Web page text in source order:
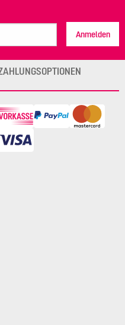
Anmelden